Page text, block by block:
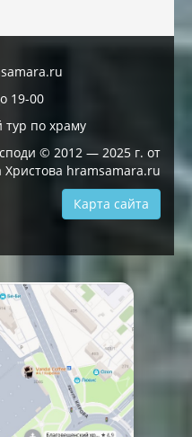
19-00
по храму
© 2012 — 2025 г. от
Христова hramsamara.ru
Карта сайта